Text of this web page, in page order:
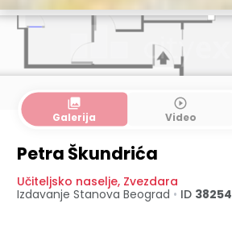
collections
Galerija
play_circle_outline
Video
Petra Škundrića
Učiteljsko naselje, Zvezdara
Izdavanje Stanova Beograd • ID 38254